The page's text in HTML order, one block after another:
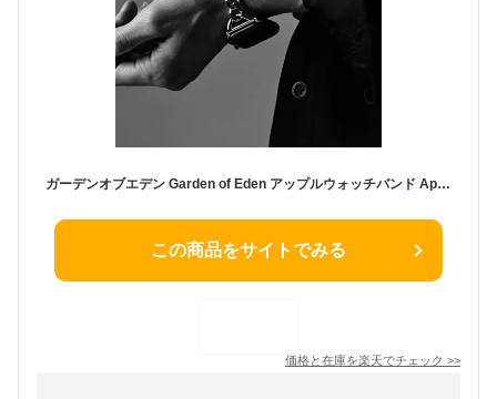
ガーデンオブエデン Garden of Eden アップルウォッチバンド Apple WATCH BAND シルバー925 ジュエリー アクセサリー メンズ レディース ED-WB004 ED-WB008 ED-WB0090408 ギフト
この商品をサイトでみる
価格と在庫を楽天でチェック >>